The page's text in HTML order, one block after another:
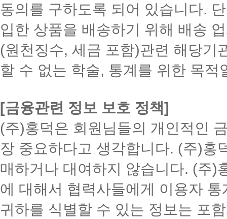
동의를 구하도록 되어 있습니다.
입한 상품을 배송하기 위해 배송
(원천징수, 세금 포함)관련 해당기
할 수 없는 학술, 통계를 위한 목적
[금융관련 정보 보호 정책]
(주)홍덕은 회원님들의 개인적인
장 중요하다고 생각합니다. (주)홍
매하거나 대여하지 않습니다. (주)
에 대해서 협력사들에게 이용자
귀하를 식별할 수 있는 정보는 포